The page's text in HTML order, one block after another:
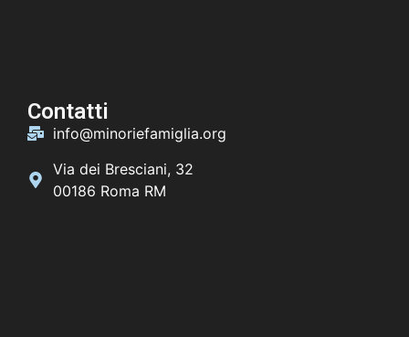
Contatti
info@minoriefamiglia.org
Via dei Bresciani, 32
00186 Roma RM